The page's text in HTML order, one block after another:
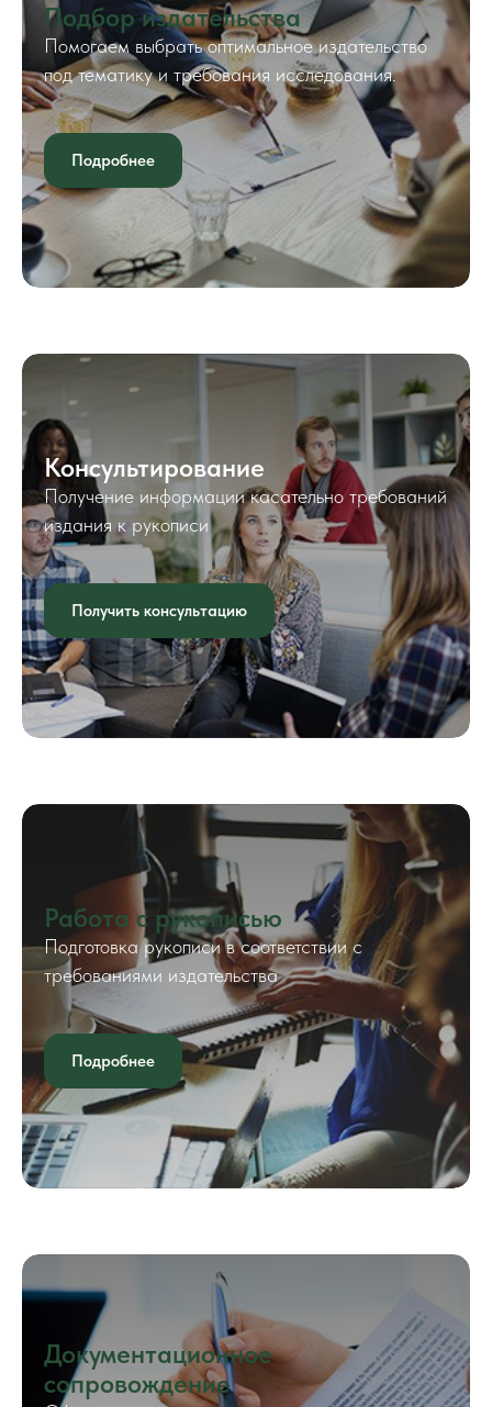
Подбор издательства
Помогаем выбрать оптимальное издательство
под тематику и требования исследования.
Подробнее
Консультирование
Получение информации касательно требований
издания к рукописи
Получить консультацию
Работа с рукописью
Подготовка рукописи в соответствии с
требованиями издательства
Подробнее
Документационное
сопровождение